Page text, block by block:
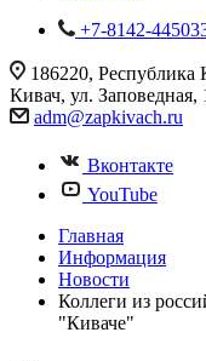
+7-8142-
186220,
Кивач, ул. Заповедная,
adm@zapkivach.ru
Вконтакте
YouTube
Главная
Информация
Новости
Коллеги из
"Киваче"